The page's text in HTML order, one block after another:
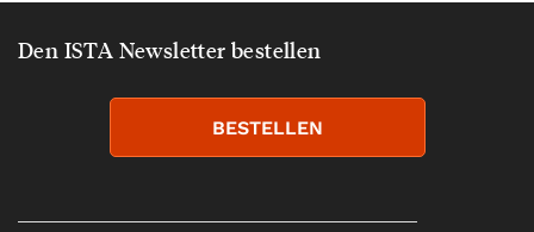
Den ISTA Newsletter bestellen
BESTELLEN